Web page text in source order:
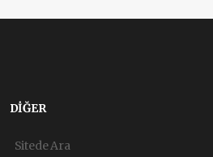
DİĞER
Sitede Ara